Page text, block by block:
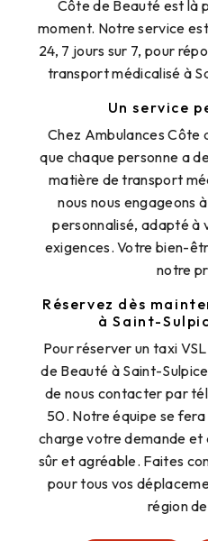
Côte de Beauté est là
moment. Notre service
24, 7 jours sur 7, pour
transport médicalisé à
Un service
Chez Ambulances Côte
que chaque personne a
matière de transport
nous nous engageons
personnalisé, adapté à
exigences. Votre bien-
notre
Réservez dès
à Saint-
Pour réserver un taxi
de Beauté à Saint-
de nous contacter par
50. Notre équipe se
charge votre demande et
sûr et agréable. Faites
pour tous vos
région